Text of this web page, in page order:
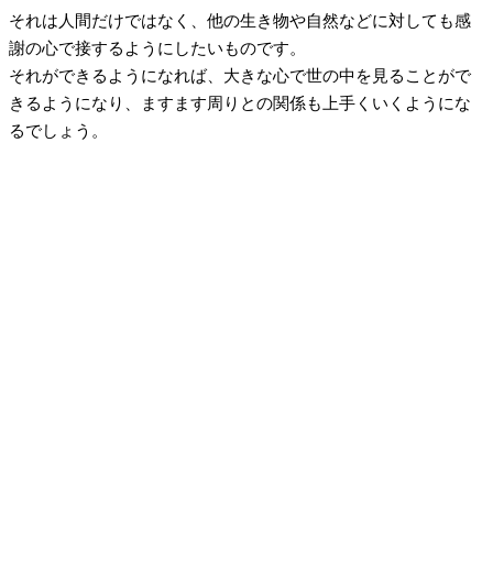
それは人間だけではなく、他の生き物や自然などに対しても感
謝の心で接するようにしたいものです。
それができるようになれば、大きな心で世の中を見ることがで
きるようになり、ますます周りとの関係も上手くいくようにな
るでしょう。